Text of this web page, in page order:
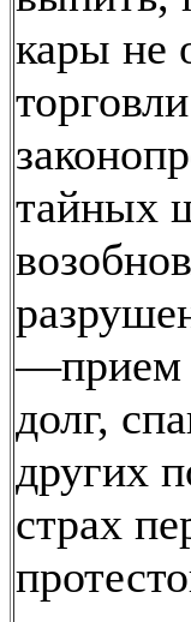
кары не
тайных
—прием
долг,
других
страх